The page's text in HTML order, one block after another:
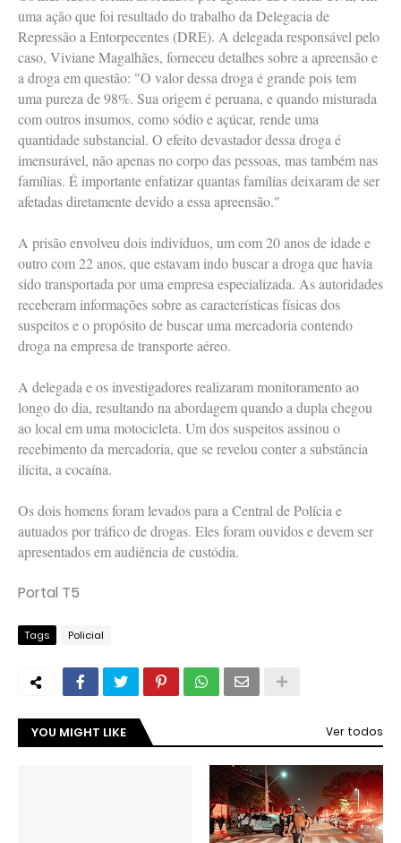
uma ação que foi resultado do trabalho da Delegacia de
Repressão a Entorpecentes (DRE). A delegada responsável pelo
caso, Viviane Magalhães, forneceu detalhes sobre a apreensão e
a droga em questão: "O valor dessa droga é grande pois tem
uma pureza de 98%. Sua origem é peruana, e quando misturada
com outros insumos, como sódio e açúcar, rende uma
quantidade substancial. O efeito devastador dessa droga é
imensurável, não apenas no corpo das pessoas, mas também nas
famílias. É importante enfatizar quantas famílias deixaram de ser
afetadas diretamente devido a essa apreensão."
A prisão envolveu dois indivíduos, um com 20 anos de idade e
outro com 22 anos, que estavam indo buscar a droga que havia
sido transportada por uma empresa especializada. As autoridades
receberam informações sobre as características físicas dos
suspeitos e o propósito de buscar uma mercadoria contendo
droga na empresa de transporte aéreo.
A delegada e os investigadores realizaram monitoramento ao
longo do dia, resultando na abordagem quando a dupla chegou
ao local em uma motocicleta. Um dos suspeitos assinou o
recebimento da mercadoria, que se revelou conter a substância
ilícita, a cocaína.
Os dois homens foram levados para a Central de Polícia e
autuados por tráfico de drogas. Eles foram ouvidos e devem ser
apresentados em audiência de custódia.
Portal T5
Tags Policial
YOU MIGHT LIKE Ver todos